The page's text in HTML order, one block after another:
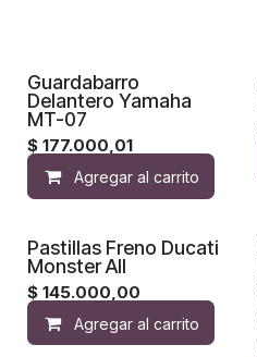
Guardabarro
Delantero Yamaha
MT-07
$ 177.000,01
Agregar al carrito
Pastillas Freno Ducati
Monster All
$ 145.000,00
Agregar al carrito